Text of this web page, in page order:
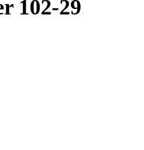
102-29